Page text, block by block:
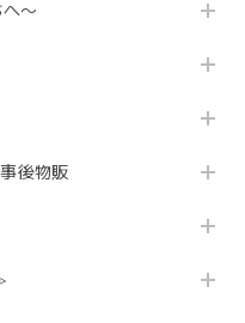
へ〜
後物販